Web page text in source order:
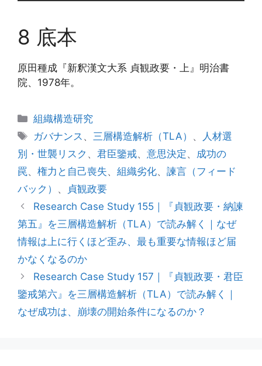
8 底本
原田種成『新釈漢文大系 貞観政要・上』明治書
院、1978年。
カ
テ
リ
ー
組織構造研究
タ
グ
ガバナンス 、三層構造解析（TLA） 、
人材選
別・世襲リスク 、 君臣鑒戒、 意思決定 、 成功の
罠、 権力と自己喪失、 組織劣化、 諫言（フィード
バック） 、
貞観政要
Research Case Study 155｜『貞観政要・納諫
第五』を三層構造解析（TLA）で読み解く｜なぜ
情報は上に行くほど歪み、最も重要な情報ほど届
かなくなるのか
Research Case Study 157｜『貞観政要・君臣
鑒戒第六』を三層構造解析（TLA）で読み解く｜
なぜ成功は、崩壊の開始条件になるのか？